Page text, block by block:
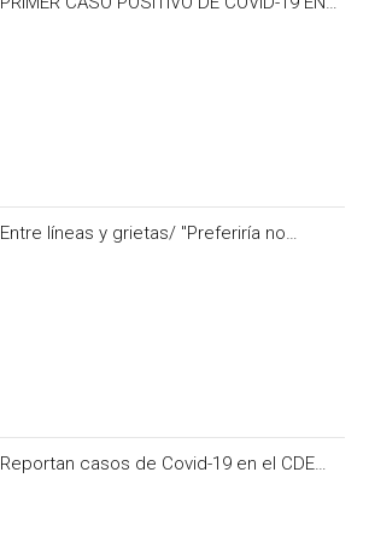
Entre líneas y grietas/ "Preferiría no
Reportan casos de Covid-19 en el CDE